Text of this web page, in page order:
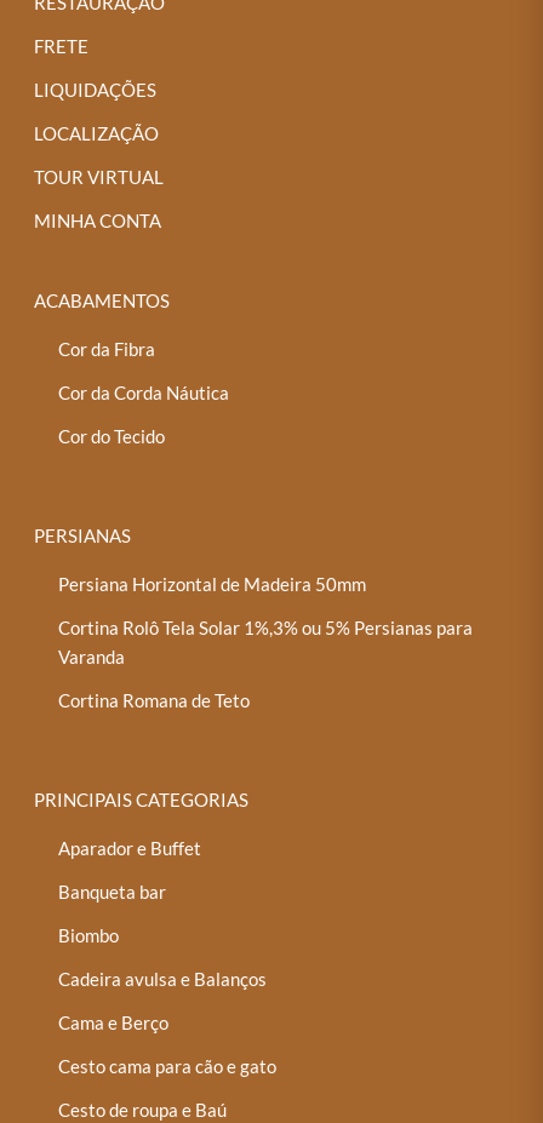
FRETE
LIQUIDAÇÕES
LOCALIZAÇÃO
TOUR VIRTUAL
MINHA CONTA
ACABAMENTOS
Cor da Fibra
Cor da Corda Náutica
Cor do Tecido
PERSIANAS
Persiana Horizontal de Madeira 50mm
Cortina Rolô Tela Solar 1%,3% ou 5% Persianas para
Varanda
Cortina Romana de Teto
PRINCIPAIS CATEGORIAS
Aparador e Buffet
Banqueta bar
Biombo
Cadeira avulsa e Balanços
Cama e Berço
Cesto cama para cão e gato
Cesto de roupa e Baú